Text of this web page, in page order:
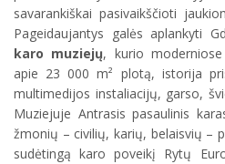
savarankiškai pasivaikščioti
Pageidaujantys galės aplankyti
karo muziejų, kurio
apie 23 000 m² plotą, istorija
multimedijos instaliacijų, garso,
Muziejuje Antrasis pasaulinis
žmonių – civilių, karių, belaisvių –
sudėtingą karo poveikį Rytų